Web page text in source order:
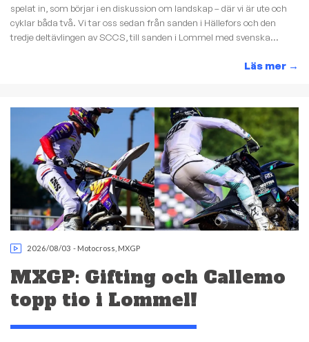
spelat in, som börjar i en diskussion om landskap – där vi är ute och
cyklar båda två. Vi tar oss sedan från sanden i Hällefors och den
tredje deltävlingen av SCCS, till sanden i Lommel med svenska...
Läs mer →
2026/08/03 - Motocross MXGP
MXGP: Gifting och Callemo
topp tio i Lommel!